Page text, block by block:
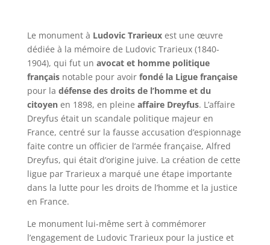
Le monument à Ludovic Trarieuxest une œuvre
dédiée à la mémoire de Ludovic Trarieux (1840-
1904), qui fut un avocat et homme politique
françaisnotable pour avoir fondé la Ligue française
pour la défense des droits de l’homme et du
citoyenen 1898, en pleine affaire Dreyfus. L’affaire
Dreyfus était un scandale politique majeur en
France, centré sur la fausse accusation d’espionnage
faite contre un officier de l’armée française, Alfred
Dreyfus, qui était d’origine juive. La création de cette
ligue par Trarieux a marqué une étape importante
dans la lutte pour les droits de l’homme et la justice
en France.
Le monument lui-même sert à commémorer
l’engagement de Ludovic Trarieux pour la justice et